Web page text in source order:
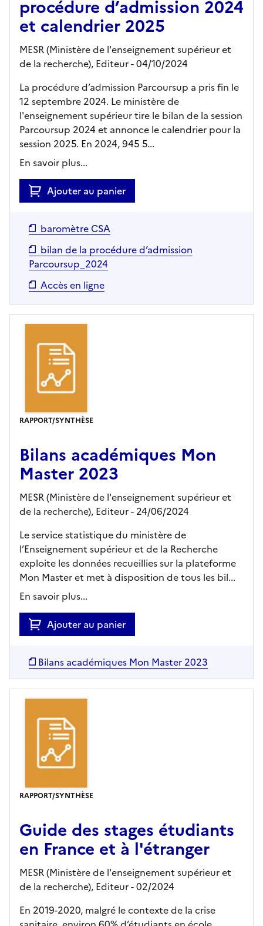
procédure d’admission 2024
et calendrier 2025
MESR (Ministère de l'enseignement supérieur et
de la recherche), Editeur- 04/10/2024
La procédure d’admission Parcoursup a pris fin le
12 septembre 2024. Le ministère de
l'enseignement supérieur tire le bilan de la session
Parcoursup 2024 et annonce le calendrier pour la
session 2025. En 2024, 945 5...
En savoir plus...
Ajouter au panier
baromètre CSA
bilan de la procédure d’admission
Parcoursup_2024
Accès en ligne
RAPPORT/SYNTHÈSE
Bilans académiques Mon
Master 2023
MESR (Ministère de l'enseignement supérieur et
de la recherche), Editeur- 24/06/2024
Le service statistique du ministère de
l’Enseignement supérieur et de la Recherche
exploite les données recueillies sur la plateforme
Mon Master et met à disposition de tous les bil...
En savoir plus...
Ajouter au panier
Bilans académiques Mon Master 2023
RAPPORT/SYNTHÈSE
Guide des stages étudiants
en France et à l'étranger
MESR (Ministère de l'enseignement supérieur et
de la recherche), Editeur- 02/2024
En 2019-2020, malgré le contexte de la crise